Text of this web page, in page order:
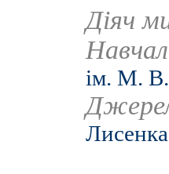
Діяч
ім. М.
Лисенка